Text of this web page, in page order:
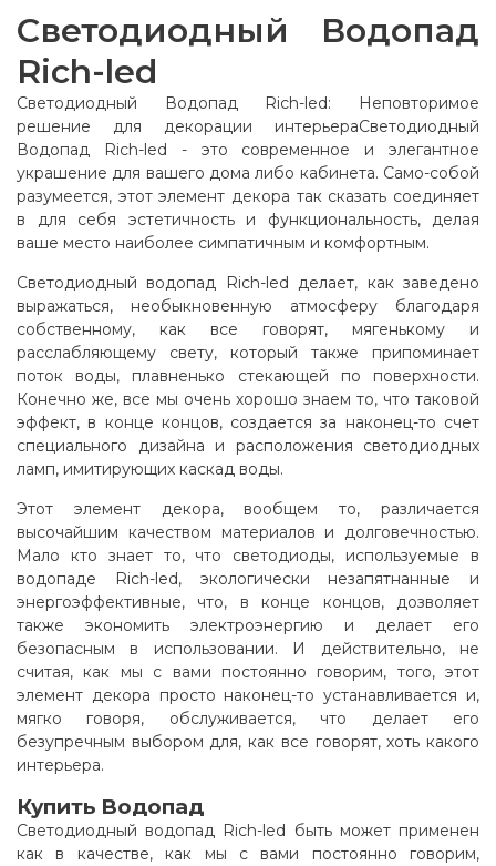
Светодиодный Водопад
Rich-led
Светодиодный Водопад Rich-led: Неповторимое
решение для декорации интерьераСветодиодный
Водопад Rich-led - это современное и элегантное
украшение для вашего дома либо кабинета. Само-собой
разумеется, этот элемент декора так сказать соединяет
в для себя эстетичность и функциональность, делая
ваше место наиболее симпатичным и комфортным.
Светодиодный водопад Rich-led делает, как заведено
выражаться, необыкновенную атмосферу благодаря
собственному, как все говорят, мягенькому и
расслабляющему свету, который также припоминает
поток воды, плавненько стекающей по поверхности.
Конечно же, все мы очень хорошо знаем то, что таковой
эффект, в конце концов, создается за наконец-то счет
специального дизайна и расположения светодиодных
ламп, имитирующих каскад воды.
Этот элемент декора, вообщем то, различается
высочайшим качеством материалов и долговечностью.
Мало кто знает то, что светодиоды, используемые в
водопаде Rich-led, экологически незапятнанные и
энергоэффективные, что, в конце концов, дозволяет
также экономить электроэнергию и делает его
безопасным в использовании. И действительно, не
считая, как мы с вами постоянно говорим, того, этот
элемент декора просто наконец-то устанавливается и,
мягко говоря, обслуживается, что делает его
безупречным выбором для, как все говорят, хоть какого
интерьера.
Купить Водопад
Светодиодный водопад Rich-led быть может применен
как в качестве, как мы с вами постоянно говорим,